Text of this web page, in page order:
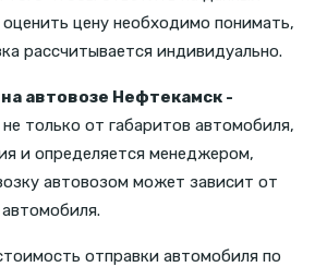
цену необходимо понимать,
рассчитывается индивидуально.
автовозе Нефтекамск -
только от габаритов автомобиля,
и определяется менеджером,
автовозом может зависит от
отправки автомобиля по